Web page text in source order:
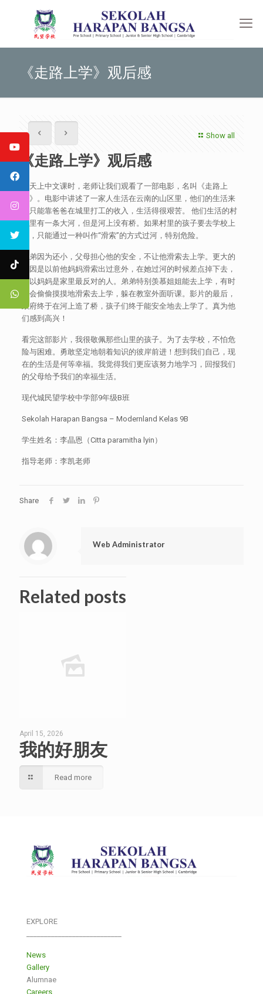
《走路上学》观后感
Show all
《走路上学》观后感
今天上中文课时，老师让我们观看了一部电影，名叫《走路上
学》。电影中讲述了一家人生活在云南的山区里，他们的生活来
源只能靠爸爸在城里打工的收入，生活得很艰苦。 他们生活的村
庄里有一条大河，但是河上没有桥。如果村里的孩子要去学校上
学，只能通过一种叫作“滑索”的方式过河，特别危险。
弟弟因为还小，父母担心他的安全，不让他滑索去上学。更大的
原因是以前他妈妈滑索出过意外，在她过河的时候差点掉下去，
所以妈妈是家里最反对的人。弟弟特别羡慕姐姐能去上学，有时
候会偷偷摸摸地滑索去上学，躲在教室外面听课。影片的最后，
政府终于在河上造了桥，孩子们终于能安全地去上学了。真为他
们感到高兴！
看完这部影片，我很敬佩那些山里的孩子。为了去学校，不怕危
险与困难。勇敢坚定地朝着知识的彼岸前进！想到我们自己，现
在的生活是何等幸福。我觉得我们更应该努力地学习，回报我们
的父母给予我们的幸福生活。
现代城民望学校中学部9年级B班
Sekolah Harapan Bangsa – Modernland Kelas 9B
学生姓名：李晶恩（Citta paramitha lyin）
指导老师：李凯老师
Share
Web Administrator
Related posts
April 15, 2026
我的好朋友
Read more
EXPLORE
News
Gallery
Alumnae
Careers